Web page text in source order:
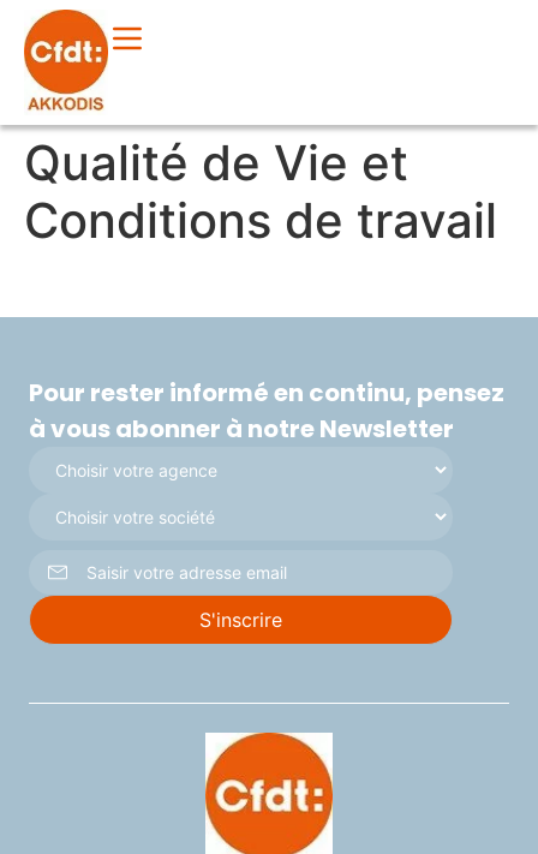
Qualité de Vie et
Conditions de travail
Pour rester informé en continu, pensez
à vous abonner à notre Newsletter